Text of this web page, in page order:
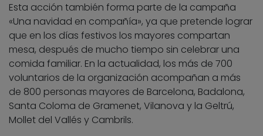
Esta acción también forma parte de la campaña
«Una navidad en compañía», ya que pretende lograr
que en los días festivos los mayores compartan
mesa, después de mucho tiempo sin celebrar una
comida familiar. En la actualidad, los más de 700
voluntarios de la organización acompañan a más
de 800 personas mayores de Barcelona, Badalona,
Santa Coloma de Gramenet, Vilanova y la Geltrú,
Mollet del Vallés y Cambrils.